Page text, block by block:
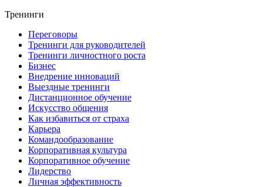
Тренинги
Переговоры
Тренинги для руководителей
Тренинги личностного роста
Бизнес
Внедрение инноваций
Выездные тренинги
Дистанционное обучение
Искусство общения
Как избавиться от страха
Карьера
Командообразование
Корпоративная культура
Корпоративное обучение
Лидерство
Личная эффективность